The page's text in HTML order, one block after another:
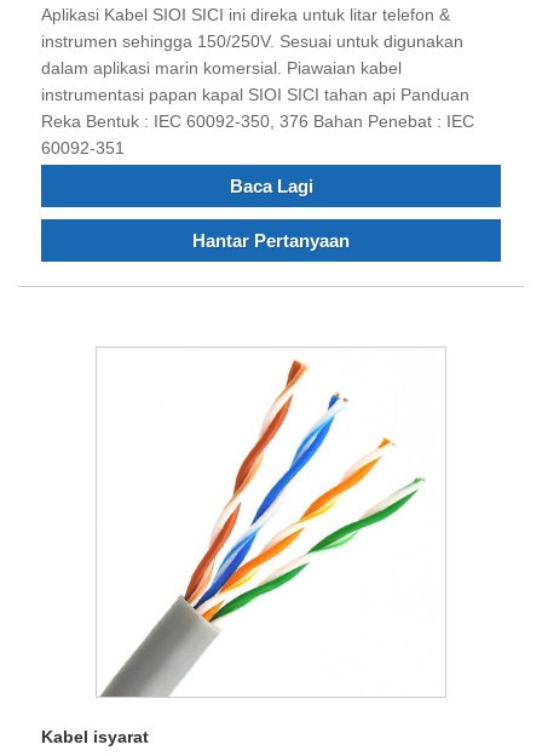
Aplikasi Kabel SIOI SICI ini direka untuk litar telefon &
instrumen sehingga 150/250V. Sesuai untuk digunakan
dalam aplikasi marin komersial. Piawaian kabel
instrumentasi papan kapal SIOI SICI tahan api Panduan
Reka Bentuk : IEC 60092-350, 376 Bahan Penebat : IEC
60092-351
Baca Lagi
Hantar Pertanyaan
Kabel isyarat